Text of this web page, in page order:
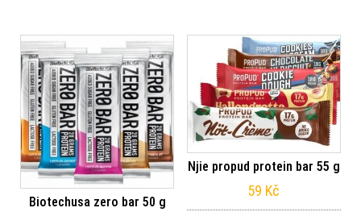
Biotechusa zero bar 50 g
Njie propud protein bar 55 g
59 Kč